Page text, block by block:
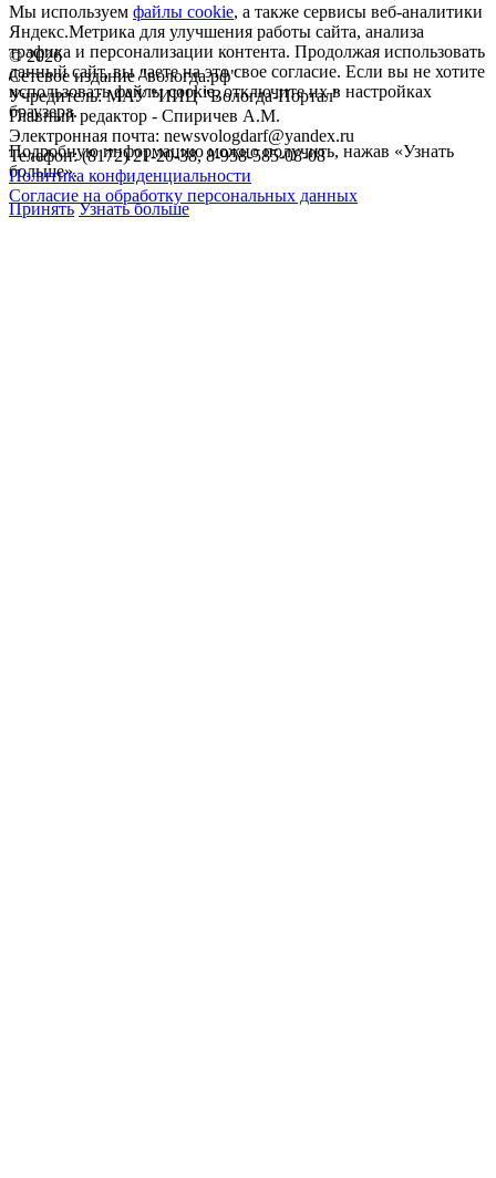
©2026
Сетевое издание "вологда.рф"
Учредитель: МАУ "ИИЦ "Вологда-Портал"
Главный редактор - Спиричев А.М.
Электронная почта: newsvologdarf@yandex.ru
Телефон: (8172) 21-20-38, 8-958-585-08-08
Политика конфиденциальности
Согласие на обработку персональных данных
Мы используем файлы cookie, а также сервисы веб-аналитики
Яндекс.Метрика для улучшения работы сайта, анализа
трафика и персонализации контента. Продолжая использовать
данный сайт, вы даете на это свое согласие. Если вы не хотите
использовать файлы cookie, отключите их в настройках
браузера.
Подробную информацию можно получить, нажав «Узнать
больше».
Принять Узнать больше